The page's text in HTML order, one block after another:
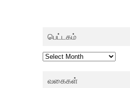
பெட்டகம்
பெட்டகம்
வகைகள்